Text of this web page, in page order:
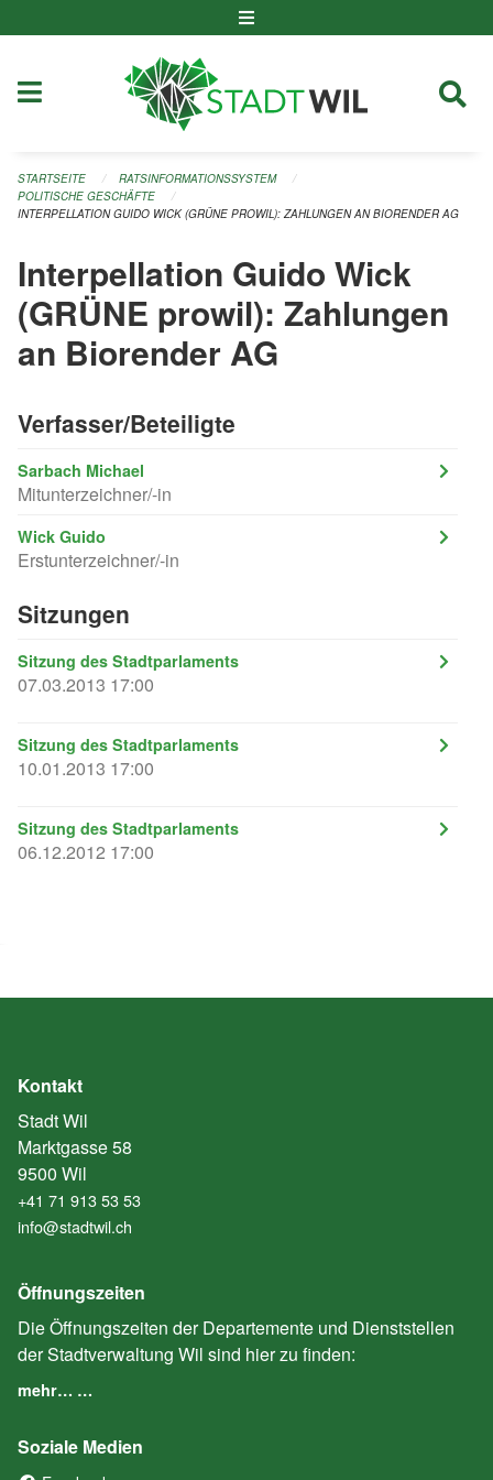
STARTSEITE
RATSINFORMATIONSSYSTEM
POLITISCHE GESCHÄFTE
INTERPELLATION GUIDO WICK (GRÜNE PROWIL): ZAHLUNGEN AN BIORENDER AG
Interpellation Guido Wick
(GRÜNE prowil): Zahlungen
an Biorender AG
Verfasser/Beteiligte
Sarbach Michael
Mitunterzeichner/-in
Wick Guido
Erstunterzeichner/-in
Sitzungen
Sitzung des Stadtparlaments
07.03.2013 17:00
Sitzung des Stadtparlaments
10.01.2013 17:00
Sitzung des Stadtparlaments
06.12.2012 17:00
Kontakt
Stadt Wil
Marktgasse 58
9500 Wil
+41 71 913 53 53
info@stadtwil.ch
Öffnungszeiten
Die Öffnungszeiten der Departemente und Dienststellen
der Stadtverwaltung Wil sind hier zu finden:
mehr… …
Soziale Medien